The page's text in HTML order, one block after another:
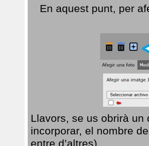
En aquest punt, per
Llavors, se us obrirà
incorporar, el nombre
entre d’altres).